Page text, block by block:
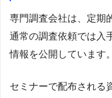
専門調査会社は、定期
通常の調査依頼では入
情報を公開しています。
セミナーで配布される